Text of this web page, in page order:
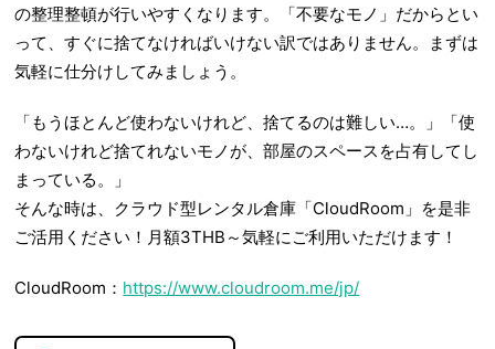
の整理整頓が行いやすくなります。「不要なモノ」だからとい
って、すぐに捨てなければいけない訳ではありません。まずは
気軽に仕分けしてみましょう。
「もうほとんど使わないけれど、捨てるのは難しい…。」「使
わないけれど捨てれないモノが、部屋のスペースを占有してし
まっている。」
そんな時は、クラウド型レンタル倉庫「CloudRoom」を是非
ご活用ください！月額3THB～気軽にご利用いただけます！
CloudRoom： https://www.cloudroom.me/jp/